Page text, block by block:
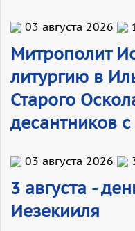
03 августа 2026
Митрополит
литургию в
Старого
десантников
03 августа 2026
3 августа -
Иезекииля